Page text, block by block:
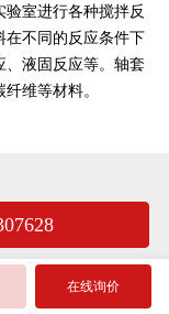
验室进行各种搅拌反
在不同的反应条件下
、液固反应等。轴套
维等材料。
在线询价